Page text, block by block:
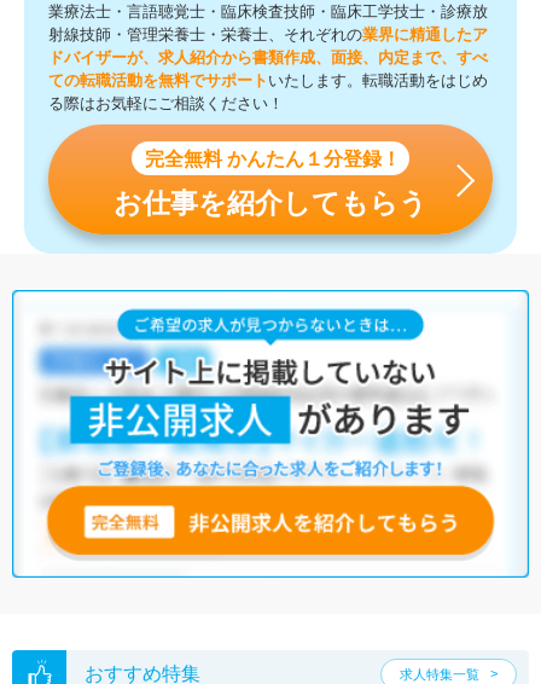
業療法士・言語聴覚士・臨床検査技師・臨床工学技士・診療放
射線技師・管理栄養士・栄養士、それぞれの業界に精通したア
ドバイザーが、求人紹介から書類作成、面接、内定まで、すべ
ての転職活動を無料でサポート いたします。転職活動をはじめ
る際はお気軽にご相談ください！
完全無料 かんたん１分登録！
お仕事を紹介してもらう
おすすめ特集 求人特集一覧